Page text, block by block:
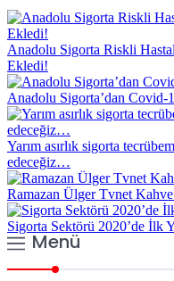
Anadolu Sigorta Riskli
Ekledi!
Anadolu Sigorta’dan Covid-
Yarım asırlık sigorta
edeceğiz…
Ramazan Ülger Tvnet
Sigorta Sektörü 2020’de İlk
Menü